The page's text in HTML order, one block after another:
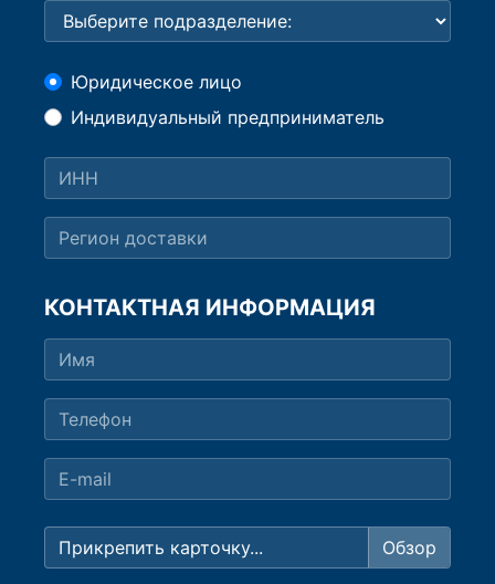
Юридическое лицо
Индивидуальный предприниматель
КОНТАКТНАЯ ИНФОРМАЦИЯ
Прикрепить карточку...